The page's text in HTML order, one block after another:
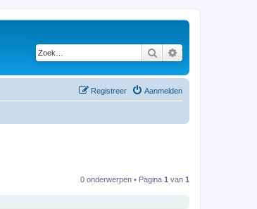
Zoek
Aanmelden
Registreer
0 onderwerpen • Pagina 1 van 1